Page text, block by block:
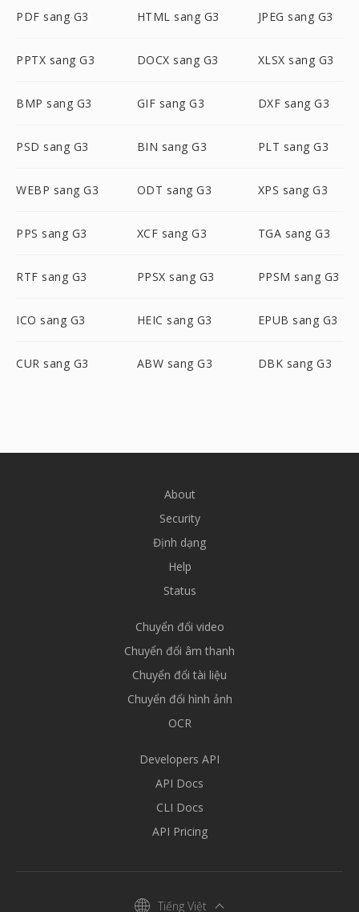
PDF sang G3 HTML sang G3 JPEG sang G3
PPTX sang G3 DOCX sang G3 XLSX sang G3
BMP sang G3 GIF sang G3 DXF sang G3
PSD sang G3 BIN sang G3 PLT sang G3
WEBP sang G3 ODT sang G3 XPS sang G3
PPS sang G3 XCF sang G3 TGA sang G3
RTF sang G3 PPSX sang G3 PPSM sang G3
ICO sang G3 HEIC sang G3 EPUB sang G3
CUR sang G3 ABW sang G3 DBK sang G3
About
Security
Định dạng
Help
Status
Chuyển đổi video
Chuyển đổi âm thanh
Chuyển đổi tài liệu
Chuyển đổi hình ảnh
OCR
Developers API
API Docs
CLI Docs
API Pricing
Tiếng Việt